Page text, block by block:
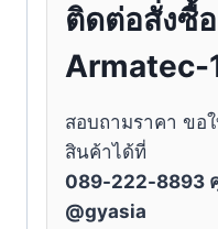
ติดต่อสั่งซื้
Armatec-
สอบถามราคา ขอ
สินค้าได้ที่
089-222-8893
@gyasia